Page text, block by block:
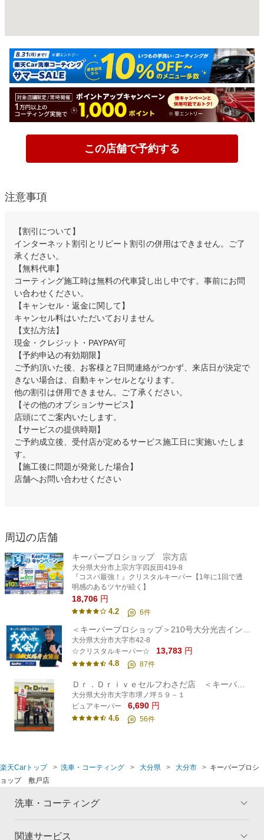
この店舗で予約する
注意事項
【割引について】
インターネット割引とリピート割引の併用はできません。ご了
承ください。
【無料代車】
コーティング施工時は無料の代車貸し出し中です。事前にお問
い合わせください。
【キャンセル・返金に関して】
キャンセル料はいただいておりません
【支払方法】
現金・クレジット・PAYPAY可
【予約申込の有効期限】
ご予約頂いた後、お客様と7日間連絡がつかず、来店日が決定で
きない場合は、自動キャンセルとなります。
他の割引は併用できません。ご了承ください。
【その他のオプションサービス】
店頭にてご案内いたします。
【サービスの提供時期】
ご予約成立後、受付店が定めるサービス施工日に実施いたしま
す。
【施工後に問題が発覚した場合】
店舗へお問い合わせください
周辺の店舗
キーパープロショップ 宗方店
大分県大分市上宗方字四反田419-8
『コスパ最強！』クリスタルキーパー【1年に1回で透
明感のあるツヤが続く】
18,706 円
4.2 6件
大分県大分市大字市42-8
☆クリスタルキーパー☆
13,783 円
4.8 87件
大分県大分市大字市堺ノ坪５９－１
ピュアキーパー
6,690 円
4.6 56件
楽天Carトップ 洗車・コーティング 大分県 大分市
キーパープロシ
ョップ 敷戸店
洗車・コーティング
関連サービス